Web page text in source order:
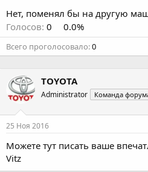
Нет, поменял бы на другую
Голосов: 0 0.0%
Всего проголосовало 0
TOYOTA
Administrator Команда
25 Ноя 2016
Можете тут писать ваше
Vitz